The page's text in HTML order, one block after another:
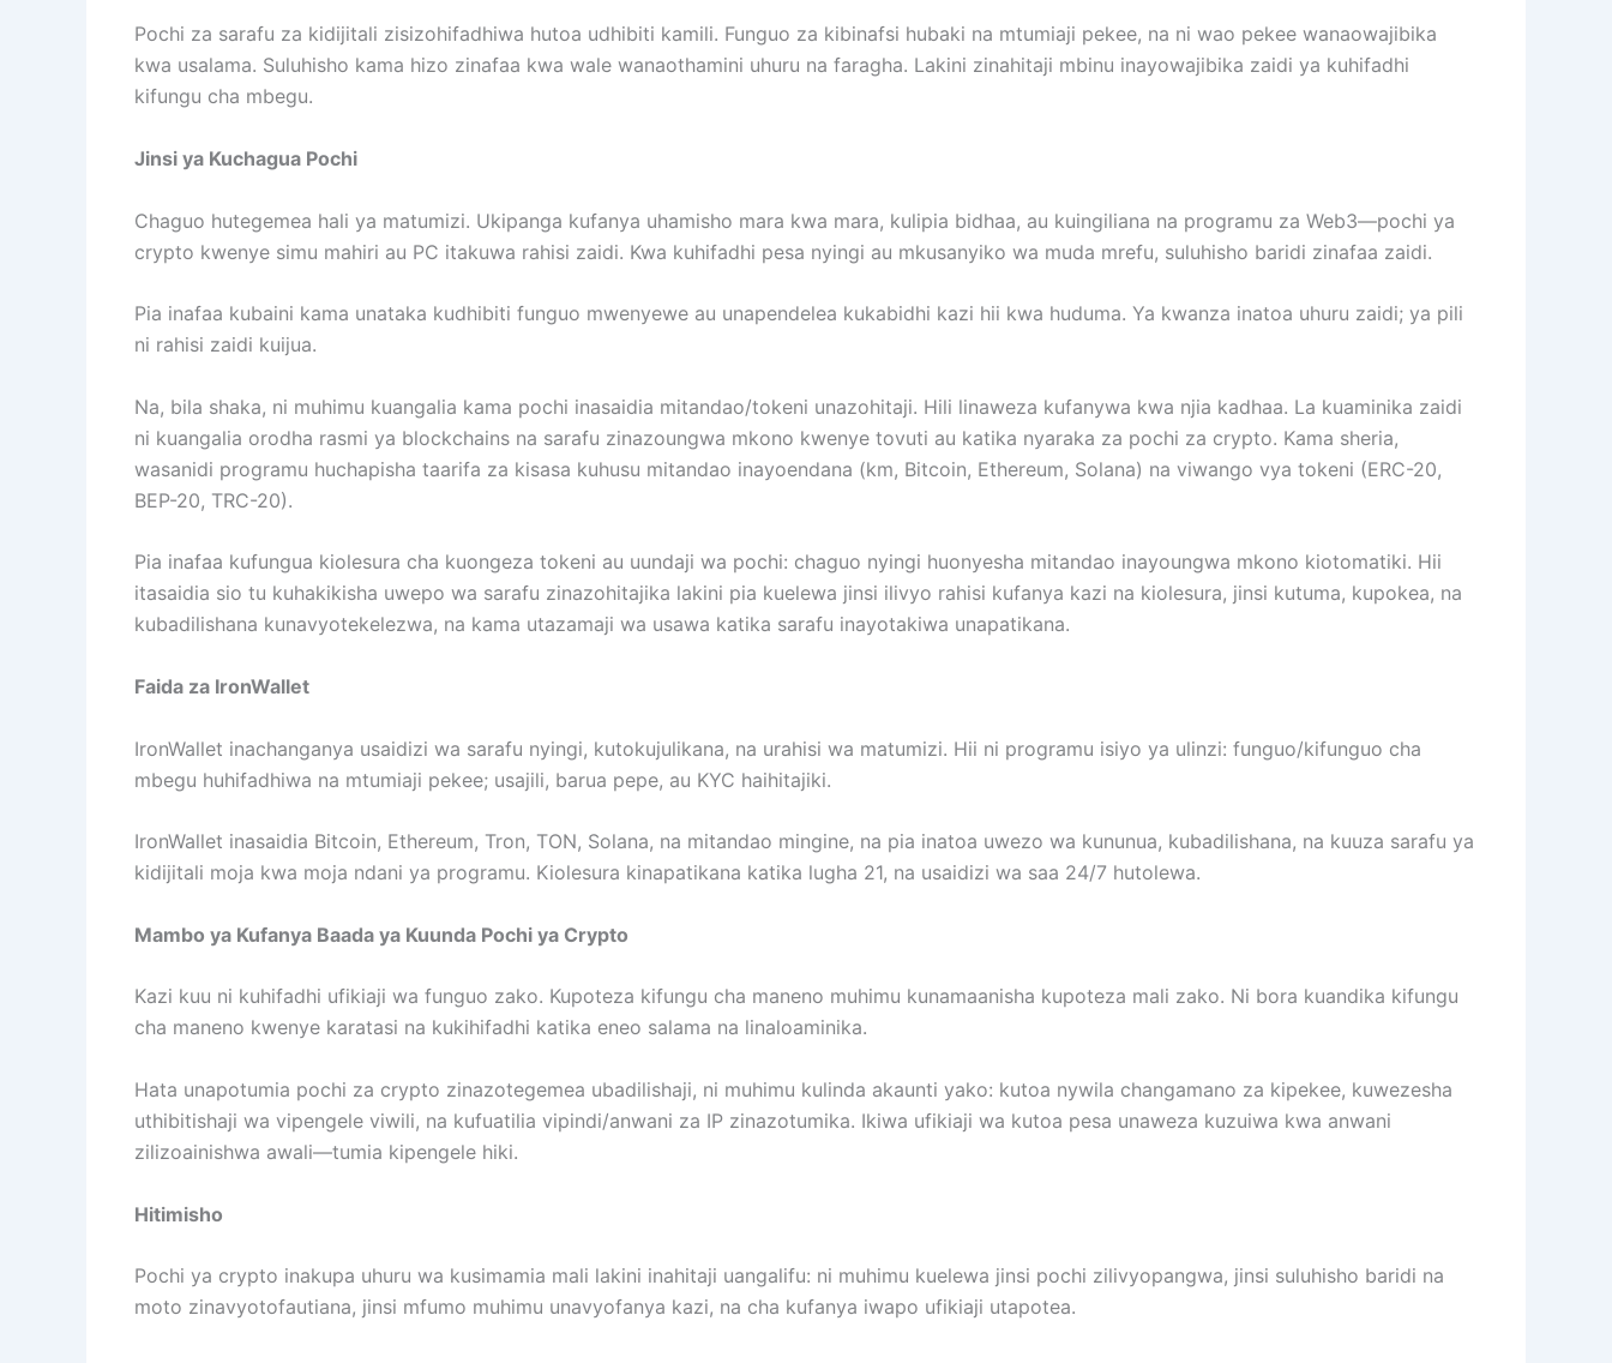
Pochi za sarafu za kidijitali zisizohifadhiwa hutoa udhibiti kamili. Funguo za kibinafsi hubaki na mtumiaji pekee, na ni wao pekee wanaowajibika
kwa usalama. Suluhisho kama hizo zinafaa kwa wale wanaothamini uhuru na faragha. Lakini zinahitaji mbinu inayowajibika zaidi ya kuhifadhi
kifungu cha mbegu.
Jinsi ya Kuchagua Pochi
Chaguo hutegemea hali ya matumizi. Ukipanga kufanya uhamisho mara kwa mara, kulipia bidhaa, au kuingiliana na programu za Web3—pochi ya
crypto kwenye simu mahiri au PC itakuwa rahisi zaidi. Kwa kuhifadhi pesa nyingi au mkusanyiko wa muda mrefu, suluhisho baridi zinafaa zaidi.
Pia inafaa kubaini kama unataka kudhibiti funguo mwenyewe au unapendelea kukabidhi kazi hii kwa huduma. Ya kwanza inatoa uhuru zaidi; ya pili
ni rahisi zaidi kuijua.
Na, bila shaka, ni muhimu kuangalia kama pochi inasaidia mitandao/tokeni unazohitaji. Hili linaweza kufanywa kwa njia kadhaa. La kuaminika zaidi
ni kuangalia orodha rasmi ya blockchains na sarafu zinazoungwa mkono kwenye tovuti au katika nyaraka za pochi za crypto. Kama sheria,
wasanidi programu huchapisha taarifa za kisasa kuhusu mitandao inayoendana (km, Bitcoin, Ethereum, Solana) na viwango vya tokeni (ERC-20,
BEP-20, TRC-20).
Pia inafaa kufungua kiolesura cha kuongeza tokeni au uundaji wa pochi: chaguo nyingi huonyesha mitandao inayoungwa mkono kiotomatiki. Hii
itasaidia sio tu kuhakikisha uwepo wa sarafu zinazohitajika lakini pia kuelewa jinsi ilivyo rahisi kufanya kazi na kiolesura, jinsi kutuma, kupokea, na
kubadilishana kunavyotekelezwa, na kama utazamaji wa usawa katika sarafu inayotakiwa unapatikana.
Faida za IronWallet
IronWallet inachanganya usaidizi wa sarafu nyingi, kutokujulikana, na urahisi wa matumizi. Hii ni programu isiyo ya ulinzi: funguo/kifunguo cha
mbegu huhifadhiwa na mtumiaji pekee; usajili, barua pepe, au KYC haihitajiki.
IronWallet inasaidia Bitcoin, Ethereum, Tron, TON, Solana, na mitandao mingine, na pia inatoa uwezo wa kununua, kubadilishana, na kuuza sarafu ya
kidijitali moja kwa moja ndani ya programu. Kiolesura kinapatikana katika lugha 21, na usaidizi wa saa 24/7 hutolewa.
Mambo ya Kufanya Baada ya Kuunda Pochi ya Crypto
Kazi kuu ni kuhifadhi ufikiaji wa funguo zako. Kupoteza kifungu cha maneno muhimu kunamaanisha kupoteza mali zako. Ni bora kuandika kifungu
cha maneno kwenye karatasi na kukihifadhi katika eneo salama na linaloaminika.
Hata unapotumia pochi za crypto zinazotegemea ubadilishaji, ni muhimu kulinda akaunti yako: kutoa nywila changamano za kipekee, kuwezesha
uthibitishaji wa vipengele viwili, na kufuatilia vipindi/anwani za IP zinazotumika. Ikiwa ufikiaji wa kutoa pesa unaweza kuzuiwa kwa anwani
zilizoainishwa awali—tumia kipengele hiki.
Hitimisho
Pochi ya crypto inakupa uhuru wa kusimamia mali lakini inahitaji uangalifu: ni muhimu kuelewa jinsi pochi zilivyopangwa, jinsi suluhisho baridi na
moto zinavyotofautiana, jinsi mfumo muhimu unavyofanya kazi, na cha kufanya iwapo ufikiaji utapotea.